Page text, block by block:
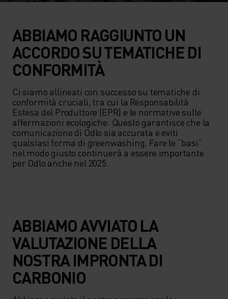
ABBIAMO RAGGIUNTO UN
ACCORDO SU TEMATICHE DI
CONFORMITÀ
Ci siamo allineati con successo su tematiche di
conformità cruciali, tra cui la Responsabilità
Estesa del Produttore (EPR) e le normative sulle
affermazioni ecologiche. Questo garantisce che la
comunicazione di Odlo sia accurata e eviti
qualsiasi forma di greenwashing. Fare le “basi”
nel modo giusto continuerà a essere importante
per Odlo anche nel 2025.
ABBIAMO AVVIATO LA
VALUTAZIONE DELLA
NOSTRA IMPRONTA DI
CARBONIO